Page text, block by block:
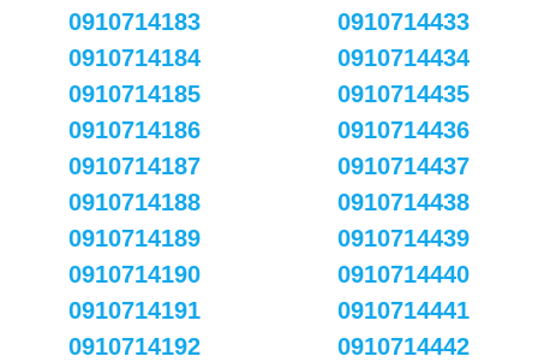
0910714183
0910714184
0910714185
0910714186
0910714187
0910714188
0910714189
0910714190
0910714191
0910714192
0910714433
0910714434
0910714435
0910714436
0910714437
0910714438
0910714439
0910714440
0910714441
0910714442